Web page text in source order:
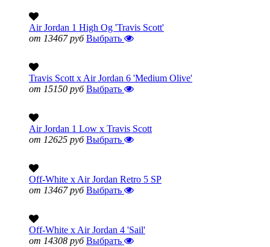
Air Jordan 1 High Og 'Travis Scott'
от 13467 руб Выбрать
Travis Scott x Air Jordan 6 'Medium Olive'
от 15150 руб Выбрать
Air Jordan 1 Low x Travis Scott
от 12625 руб Выбрать
Off-White x Air Jordan Retro 5 SP
от 13467 руб Выбрать
Off-White x Air Jordan 4 'Sail'
от 14308 руб Выбрать